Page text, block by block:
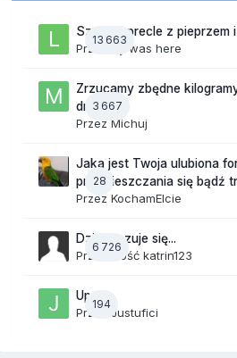
13 663
Szalone precle z pieprzem
Przez lily was here
3 667
Zrzucamy zbędne
dniu.
Przez Michuj
28
Jaka jest Twoja ulubiona
przemieszczania się bądź
Przez KochamElcie
6 726
Dzisiaj czuje się...
Przez Gość katrin123
194
Upały
PrzezJustufici